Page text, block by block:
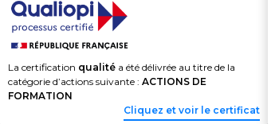
La certification qualité a été délivrée au titre de la
catégorie d’actions suivante : ACTIONS DE
FORMATION
Cliquez et voir le certificat